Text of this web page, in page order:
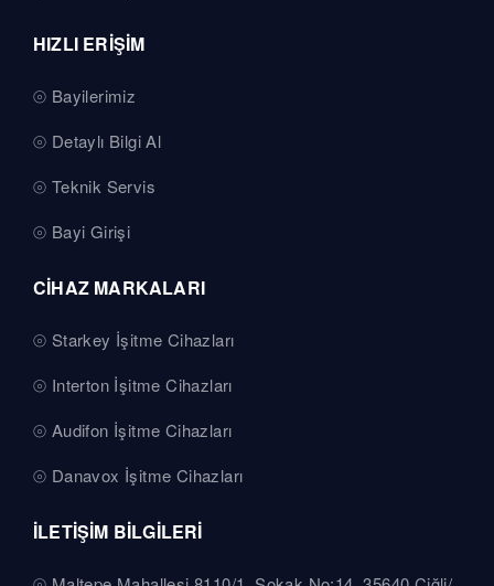
HIZLI ERİŞİM
Bayilerimiz
Detaylı Bilgi Al
Teknik Servis
Bayi Girişi
CİHAZ MARKALARI
Starkey İşitme Cihazları
Interton İşitme Cihazları
Audifon İşitme Cihazları
Danavox İşitme Cihazları
İLETİŞİM BİLGİLERİ